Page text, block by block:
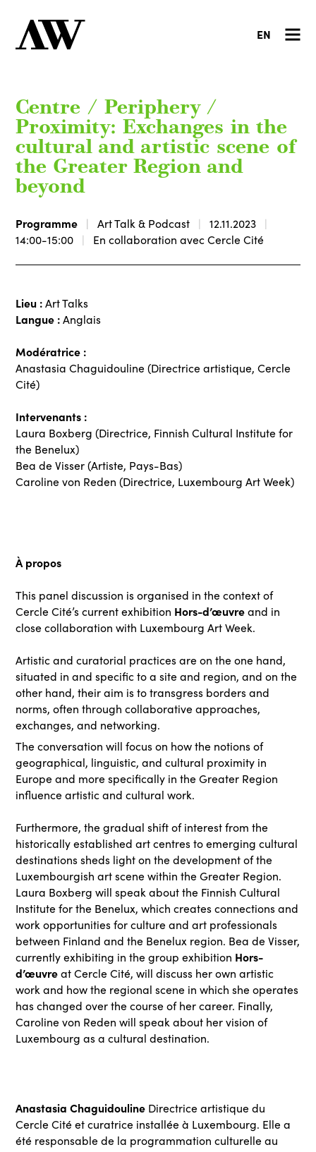
EN
Centre / Periphery /
Proximity: Exchanges in the
cultural and artistic scene of
the Greater Region and
beyond
Programme Art Talk & Podcast
12.11.2023
14:00-15:00
En collaboration avec Cercle Cité
Lieu :Art Talks
Langue :Anglais
Modératrice :
Anastasia Chaguidouline (Directrice artistique, Cercle
Cité)
Intervenants :
Laura Boxberg (Directrice, Finnish Cultural Institute for
the Benelux)
Bea de Visser (Artiste, Pays-Bas)
Caroline von Reden (Directrice, Luxembourg Art Week)
À propos
This panel discussion is organised in the context of
Cercle Cité’s current exhibition Hors-d’œuvreand in
close collaboration with Luxembourg Art Week.
Artistic and curatorial practices are on the one hand,
situated in and specific to a site and region, and on the
other hand, their aim is to transgress borders and
norms, often through collaborative approaches,
exchanges, and networking.
The conversation will focus on how the notions of
geographical, linguistic, and cultural proximity in
Europe and more specifically in the Greater Region
influence artistic and cultural work.
Furthermore, the gradual shift of interest from the
historically established art centres to emerging cultural
destinations sheds light on the development of the
Luxembourgish art scene within the Greater Region.
Laura Boxberg will speak about the Finnish Cultural
Institute for the Benelux, which creates connections and
work opportunities for culture and art professionals
between Finland and the Benelux region. Bea de Visser,
currently exhibiting in the group exhibition Hors-
d’œuvreat Cercle Cité, will discuss her own artistic
work and how the regional scene in which she operates
has changed over the course of her career. Finally,
Caroline von Reden will speak about her vision of
Luxembourg as a cultural destination.
Anastasia Chaguidouline Directrice artistique du
Cercle Cité et curatrice installée à Luxembourg. Elle a
été responsable de la programmation culturelle au